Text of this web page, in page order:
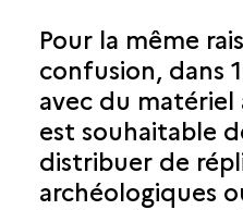
Pour la même
confusion, dans
avec du
est souhaitable
distribuer de
archéologiques